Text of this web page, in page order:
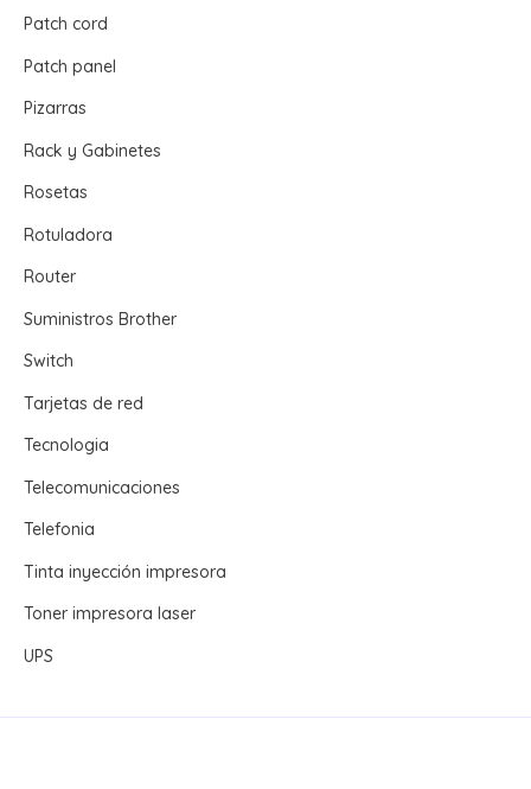
Patch cord
Patch panel
Pizarras
Rack y Gabinetes
Rosetas
Rotuladora
Router
Suministros Brother
Switch
Tarjetas de red
Tecnologia
Telecomunicaciones
Telefonia
Tinta inyección impresora
Toner impresora laser
UPS